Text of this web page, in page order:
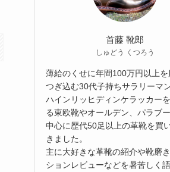
首藤 靴郎
しゅどう くつろう
薄給のくせに年間100万円以上を
つぎ込む30代子持ちサラリーマン
ハインリッヒディンケラッカー
る東欧靴やオールデン、パラブ
中心に歴代50足以上の革靴を買
きました。
主に大好きな革靴の紹介や靴磨
ションレビューなどを暑苦しく